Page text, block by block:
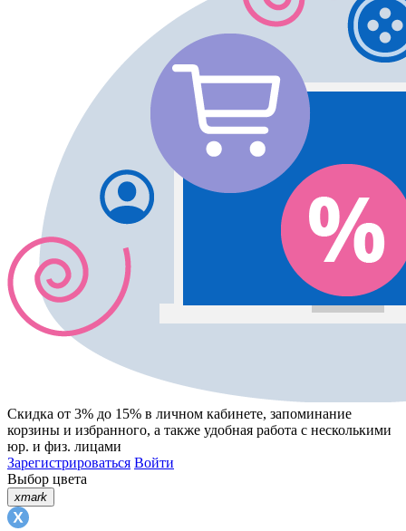
Скидка от 3% до 15% в личном кабинете, запоминание
корзины и избранного, а также удобная работа с несколькими
юр. и физ. лицами
Зарегистрироваться Войти
Выбор цвета
xmark